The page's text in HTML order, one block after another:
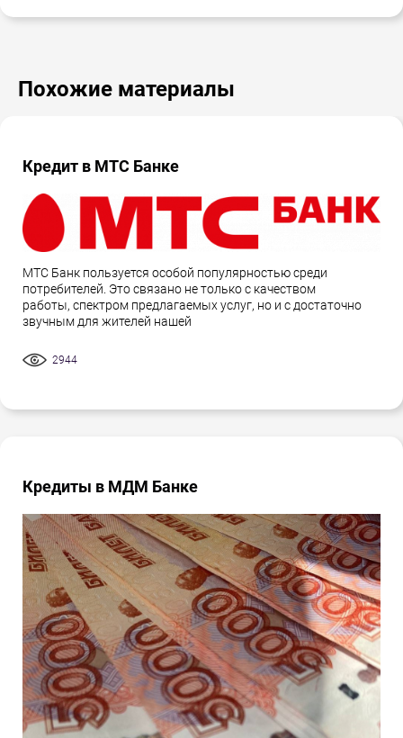
Похожие материалы
Кредит в МТС Банке
МТС Банк пользуется особой популярностью среди
потребителей. Это связано не только с качеством
работы, спектром предлагаемых услуг, но и с достаточно
звучным для жителей нашей
2944
Кредиты в МДМ Банке